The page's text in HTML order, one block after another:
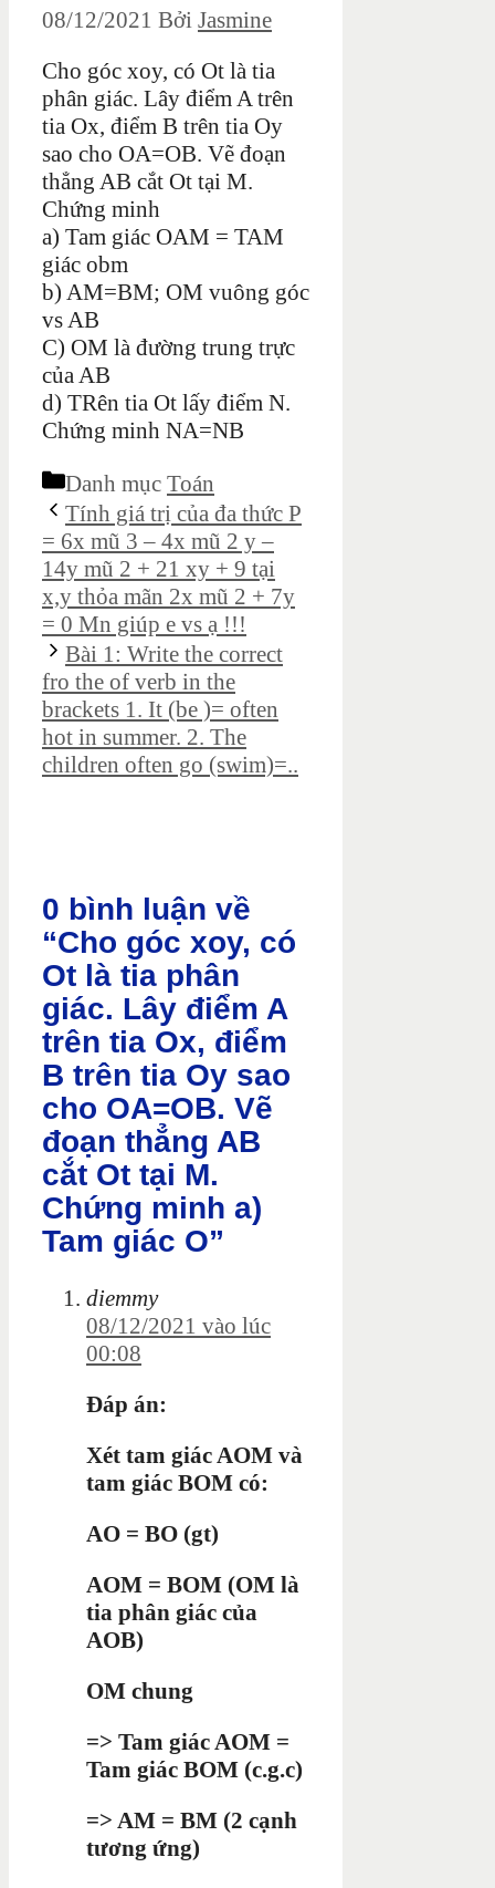
08/12/2021 Bởi Jasmine
Cho góc xoy, có Ot là tia
phân giác. Lây điểm A trên
tia Ox, điểm B trên tia Oy
sao cho OA=OB. Vẽ đoạn
thẳng AB cắt Ot tại M.
Chứng minh
a) Tam giác OAM = TAM
giác obm
b) AM=BM; OM vuông góc
vs AB
C) OM là đường trung trực
của AB
d) TRên tia Ot lấy điểm N.
Chứng minh NA=NB
Danh mục Toán
Tính giá trị của đa thức P
= 6x mũ 3 – 4x mũ 2 y –
14y mũ 2 + 21 xy + 9 tại
x,y thỏa mãn 2x mũ 2 + 7y
= 0 Mn giúp e vs ạ !!!
Bài 1: Write the correct
fro the of verb in the
brackets 1. It (be )= often
hot in summer. 2. The
children often go (swim)=..
0 bình luận về
“Cho góc xoy, có
Ot là tia phân
giác. Lây điểm A
trên tia Ox, điểm
B trên tia Oy sao
cho OA=OB. Vẽ
đoạn thẳng AB
cắt Ot tại M.
Chứng minh a)
Tam giác O”
diemmy
08/12/2021 vào lúc
00:08
Đáp án:
Xét tam giác AOM và
tam giác BOM có:
AO = BO (gt)
AOM = BOM (OM là
tia phân giác của
AOB)
OM chung
=> Tam giác AOM =
Tam giác BOM (c.g.c)
=> AM = BM (2 cạnh
tương ứng)